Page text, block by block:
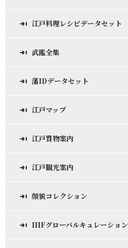
江戸料理レシピデータセット
武鑑全集
藩IDデータセット
江戸マップ
江戸買物案内
江戸観光案内
顔貌コレクション
IIIFグローバルキュレーション